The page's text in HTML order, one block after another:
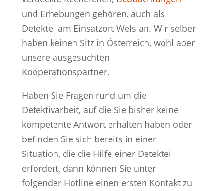
und Erhebungen gehören, auch als
Detektei am Einsatzort Wels an. Wir selber
haben keinen Sitz in Österreich, wohl aber
unsere ausgesuchten
Kooperationspartner.
Haben Sie Fragen rund um die
Detektivarbeit, auf die Sie bisher keine
kompetente Antwort erhalten haben oder
befinden Sie sich bereits in einer
Situation, die die Hilfe einer Detektei
erfordert, dann können Sie unter
folgender Hotline einen ersten Kontakt zu